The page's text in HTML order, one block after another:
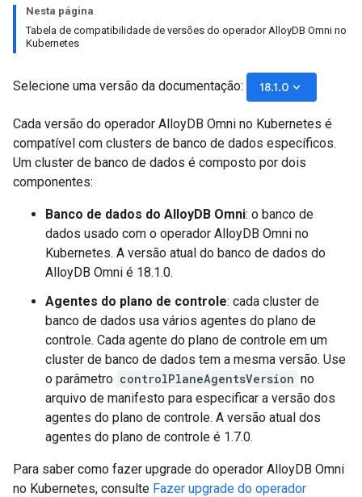
Nesta página
Tabela de compatibilidade de versões do operador AlloyDB Omni no
Kubernetes
Selecione uma versão da documentação: 18.1.0 keyboard_arrow_down
Cada versão do operador AlloyDB Omni no Kubernetes é
compatível com clusters de banco de dados específicos.
Um cluster de banco de dados é composto por dois
componentes:
Banco de dados do AlloyDB Omni: o banco de
dados usado com o operador AlloyDB Omni no
Kubernetes. A versão atual do banco de dados do
AlloyDB Omni é 18.1.0.
Agentes do plano de controle: cada cluster de
banco de dados usa vários agentes do plano de
controle. Cada agente do plano de controle em um
cluster de banco de dados tem a mesma versão. Use
o parâmetro controlPlaneAgentsVersion no
arquivo de manifesto para especificar a versão dos
agentes do plano de controle. A versão atual dos
agentes do plano de controle é 1.7.0.
Para saber como fazer upgrade do operador AlloyDB Omni
no Kubernetes, consulte Fazer upgrade do operador